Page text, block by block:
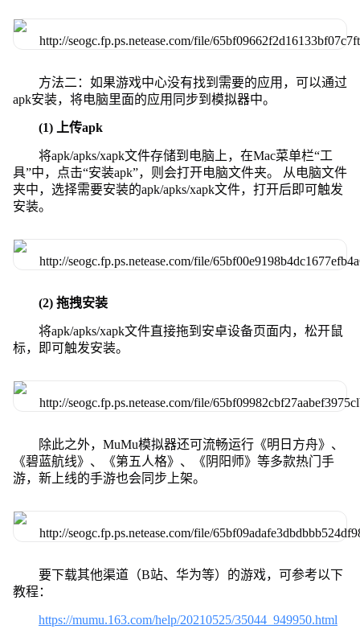
方法二：如果游戏中心没有找到需要的应用，可以通过
apk安装，将电脑里面的应用同步到模拟器中。
(1) 上传apk
将apk/apks/xapk文件存储到电脑上，在Mac菜单栏“工
具”中，点击“安装apk”，则会打开电脑文件夹。 从电脑文件
夹中，选择需要安装的apk/apks/xapk文件，打开后即可触发
安装。
(2) 拖拽安装
将apk/apks/xapk文件直接拖到安卓设备页面内，松开鼠
标，即可触发安装。
除此之外，MuMu模拟器还可流畅运行《明日方舟》、
《碧蓝航线》、《第五人格》、《阴阳师》等多款热门手
游，新上线的手游也会同步上架。
要下载其他渠道（B站、华为等）的游戏，可参考以下
教程：
https://mumu.163.com/help/20210525/35044_949950.html